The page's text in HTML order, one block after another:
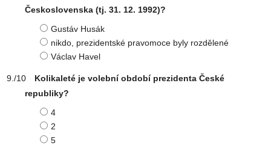
Československa (tj. 31. 12. 1992)?
Gustáv Husák
nikdo, prezidentské pravomoce byly rozdělené
Václav Havel
Kolikaleté je volební období prezidenta České
republiky?
4
2
5